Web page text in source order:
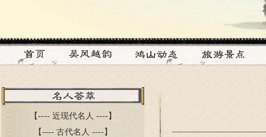
【---- 近现代名人 ----】
【---- 古代名人 ----】